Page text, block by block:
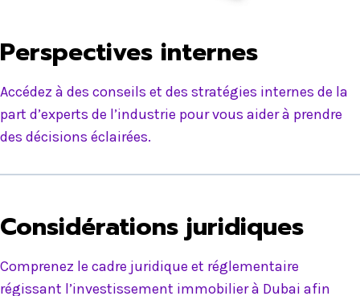
Perspectives internes
Accédez à des conseils et des stratégies internes de la
part d’experts de l’industrie pour vous aider à prendre
des décisions éclairées.
Considérations juridiques
Comprenez le cadre juridique et réglementaire
régissant l’investissement immobilier à Dubai afin